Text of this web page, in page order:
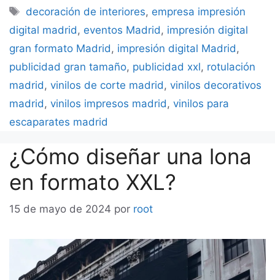
Etiquetas
decoración de interiores, empresa impresión
digital madrid , eventos Madrid , impresión digital
gran formato Madrid , impresión digital Madrid ,
publicidad gran tamaño, publicidad xxl, rotulación
madrid , vinilos de corte madrid , vinilos decorativos
madrid , vinilos impresos madrid , vinilos para
escaparates madrid
¿Cómo diseñar una lona
en formato XXL?
15 de mayo de 2024 por root